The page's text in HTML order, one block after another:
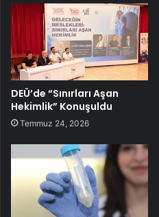
DEÜ’de “Sınırları Aşan
Hekimlik” Konuşuldu
Temmuz 24, 2026